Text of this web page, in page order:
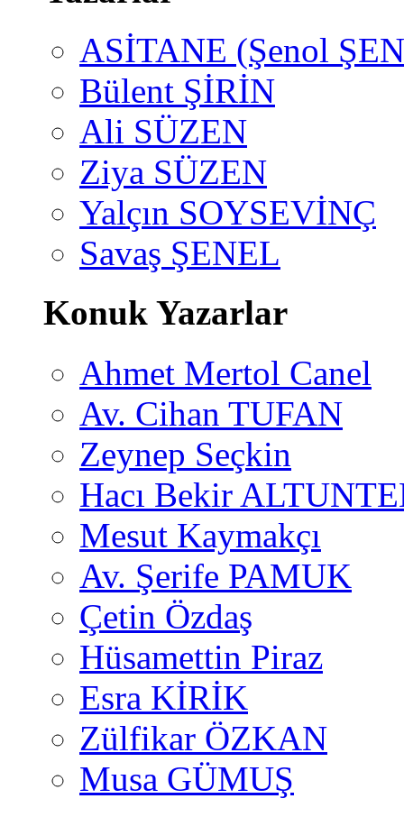
ASİTANE (Şenol
Bülent ŞİRİN
Ali SÜZEN
Ziya SÜZEN
Yalçın SOYSEVİNÇ
Savaş ŞENEL
Konuk Yazarlar
Ahmet Mertol Canel
Av. Cihan TUFAN
Zeynep Seçkin
Hacı Bekir
Mesut Kaymakçı
Av. Şerife PAMUK
Çetin Özdaş
Hüsamettin Piraz
Esra KİRİK
Zülfikar ÖZKAN
Musa GÜMUŞ